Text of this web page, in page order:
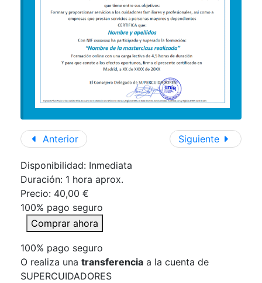
Anterior Siguiente
Disponibilidad: Inmediata
Duración: 1 hora aprox.
Precio: 40,00 €
100% pago seguro
Comprar ahora
100% pago seguro
O realiza una transferencia a la cuenta de
SUPERCUIDADORES